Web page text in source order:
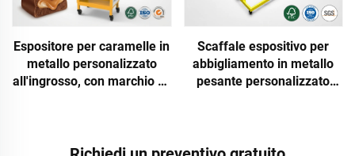
Espositore per caramelle in
metallo personalizzato
all'ingrosso, con marchio su
terra con ruote per negozi,
Scaffale espositivo per
abbigliamento in metallo
pesante personalizzato
il marchio, destinato a